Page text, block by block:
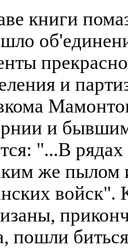
книги
и
и
"...В
же
пошли